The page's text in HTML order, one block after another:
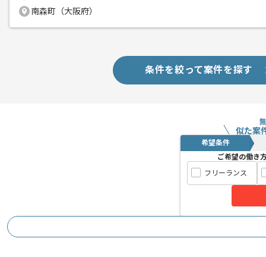
南森町（大阪府）
条件を絞って案件を探す
似た案
希望条件
ご希望の働き
フリーランス